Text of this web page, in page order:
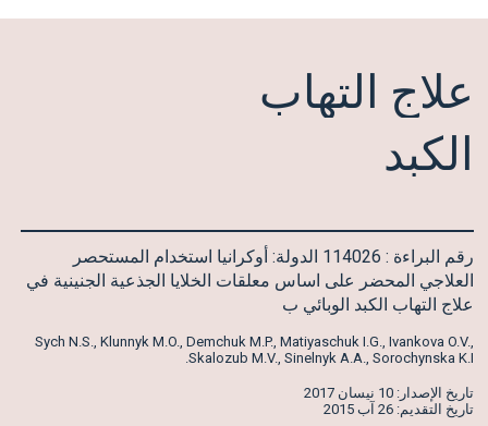
علاج التهاب
الكبد
رقم البراءة : 114026 الدولة: أوكرانيا استخدام المستحصر
العلاجي المحضر على اساس معلقات الخلايا الجذعية الجنينية في
علاج التهاب الكبد الوبائي ب
Sych N.S., Klunnyk M.O., Demchuk M.P., Matiyaschuk I.G., Ivankova O.V.,
Skalozub M.V., Sinelnyk A.A., Sorochynska K.I.
تاريخ الإصدار: 10 نيسان 2017
تاريخ التقديم: 26 آب 2015